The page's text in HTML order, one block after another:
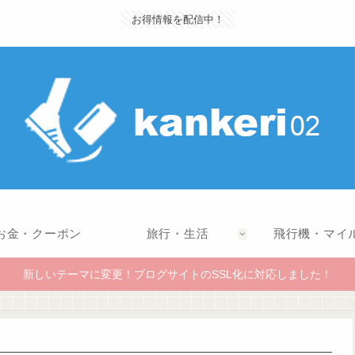
お得情報を配信中！
金・クーポン 旅行・生活 飛行機・マイ
新しいテーマに変更！ブログサイトのSSL化に対応しました！